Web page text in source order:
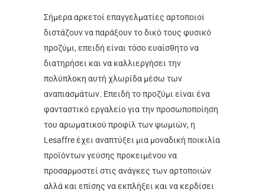
Σήμερα αρκετοί επαγγελματίες αρτοποιοί
διστάζουν να παράξουν το δικό τους φυσικό
προζύμι, επειδή είναι τόσο ευαίσθητο να
διατηρήσει και να καλλιεργήσει την
πολύπλοκη αυτή χλωρίδα μέσω των
αναπιασμάτων. Επειδή το προζύμι είναι ένα
φανταστικό εργαλείο για την προσωποποίηση
του αρωματικού προφίλ των ψωμιών, η
Lesaffre έχει αναπτύξει μια μοναδική ποικιλία
προϊόντων γεύσης προκειμένου να
προσαρμοστεί στις ανάγκες των αρτοποιών
αλλά και επίσης να εκπλήξει και να κερδίσει